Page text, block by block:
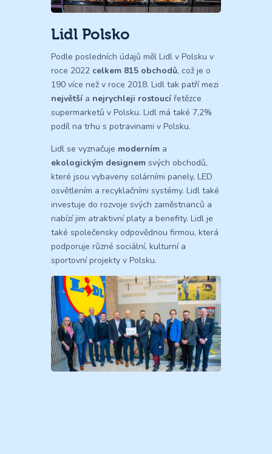
Lidl Polsko
Podle posledních údajů měl Lidl v Polsku v
roce 2022 celkem 815 obchodů, což je o
190 více než v roce 2018. Lidl tak patří mezi
největší a nejrychleji rostoucí řetězce
supermarketů v Polsku. Lidl má také 7,2%
podíl na trhu s potravinami v Polsku.
Lidl se vyznačuje moderním a
ekologickým designem svých obchodů,
které jsou vybaveny solárními panely, LED
osvětlením a recyklačními systémy. Lidl také
investuje do rozvoje svých zaměstnanců a
nabízí jim atraktivní platy a benefity. Lidl je
také společensky odpovědnou firmou, která
podporuje různé sociální, kulturní a
sportovní projekty v Polsku.